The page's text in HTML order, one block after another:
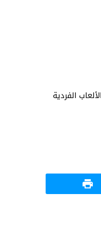
الفردية